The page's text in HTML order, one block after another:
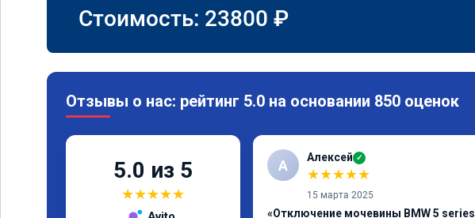
Стоимость: 23800 ₽
Отзывы о нас: рейтинг 5.0 на основании 850 оценок
5.0 из 5
★★★★★
А Алексей ✓
★★★★★
15 марта 2025
«Отключение мочевины BMW 5 series